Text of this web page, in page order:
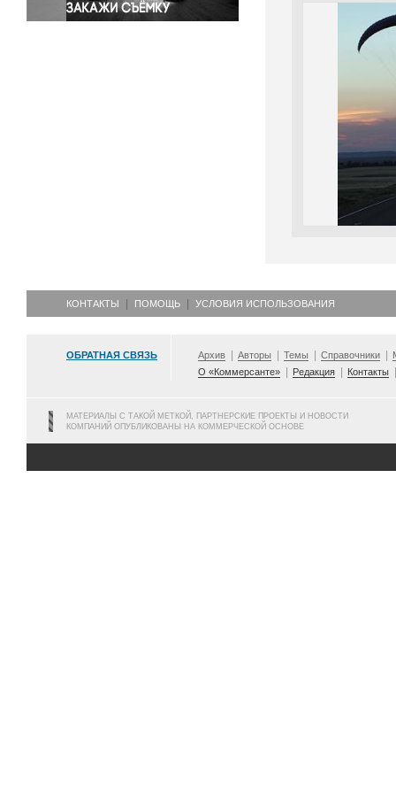
КОНТАКТЫ ПОМОЩЬ УСЛОВИЯ ИСПОЛЬЗОВАНИЯ
ОБРАТНАЯ СВЯЗЬ Архив Авторы Темы Справочники
О «Коммерсанте»
Редакция Контакты
МАТЕРИАЛЫ С ТАКОЙ МЕТКОЙ, ПАРТНЕРСКИЕ ПРОЕКТЫ И НОВОСТИ
КОМПАНИЙ ОПУБЛИКОВАНЫ НА КОММЕРЧЕСКОЙ ОСНОВЕ